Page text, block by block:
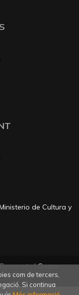
de Cultura y
|Grupo
com de tercers,
Si continua